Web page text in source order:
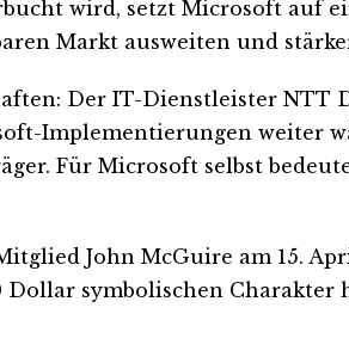
wird, setzt Microsoft auf
Markt ausweiten und
Der IT-Dienstleister NTT
Implementierungen weiter
Für Microsoft selbst
John McGuire am 15.
symbolischen Charakter